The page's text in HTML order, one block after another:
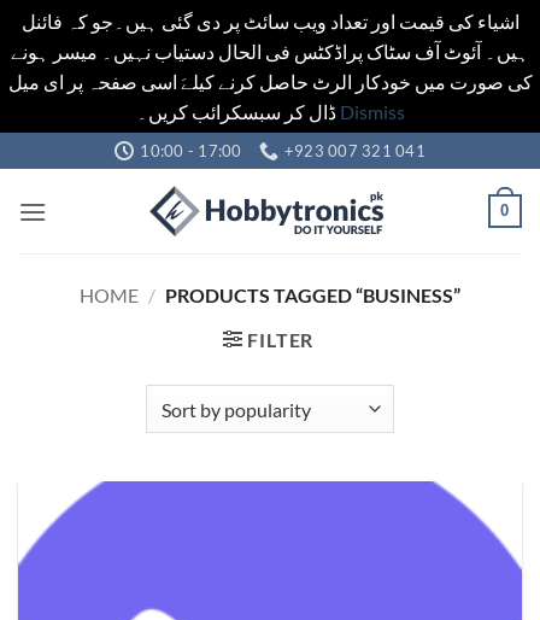
اشیاء کی قیمت اور تعداد ویب سائٹ پر دی گئی ہیں۔جو کہ فائنل
ہیں۔ آئوٹ آف سٹاک پراڈکٹس فی الحال دستیاب نہیں۔ میسر ہونے
کی صورت میں خودکار الرٹ حاصل کرنے کیلےَ اسی صفحہ پر ای میل
ڈال کر سبسکرائب کریں۔ Dismiss
to
content
10:00 - 17:00 +923 007 321 041
0
HOME / PRODUCTS TAGGED “BUSINESS”
FILTER